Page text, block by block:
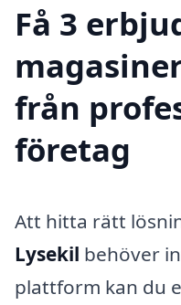
Få 3
från
företag
Att hitta rätt
Lysekil behöver
plattform kan du